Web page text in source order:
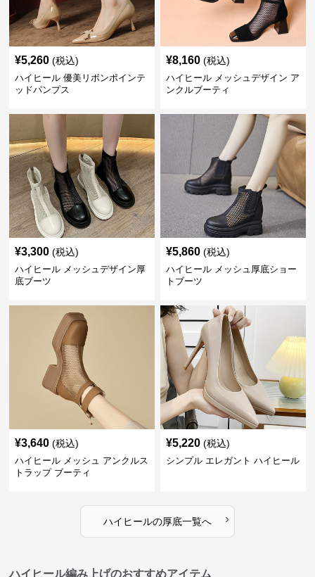
¥5,260 (税込)
ハイヒール 優美リボンポインテ
ッドパンプス
¥8,160 (税込)
ハイヒール メッシュデザイン ア
ンクルブーティ
¥3,300 (税込)
ハイヒール メッシュデザイン厚
底ブーツ
¥5,860 (税込)
ハイヒール メッシュ厚底ショー
トブーツ
¥3,640 (税込)
ハイヒール メッシュ アンクルス
トラップ ブーティ
¥5,220 (税込)
シンプル エレガント ハイヒール
ハイヒールの厚底一覧へ ›
ハイヒール編み上げのおすすめアイテム